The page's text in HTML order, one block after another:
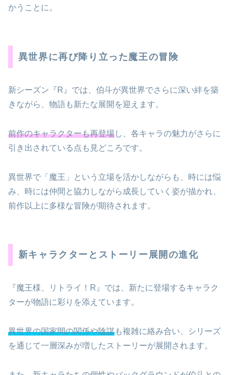
かうことに。
異世界に再び降り立った魔王の冒険
新シーズン『R』では、伯斗が異世界でさらに深い絆を築
きながら、物語も新たな展開を迎えます。
前作のキャラクターも再登場し、各キャラの魅力がさらに
引き出されている点も見どころです。
異世界で「魔王」という立場を活かしながらも、時には悩
み、時には仲間と協力しながら成長していく姿が描かれ、
前作以上に多様な冒険が期待されます。
新キャラクターとストーリー展開の進化
『魔王様、リトライ！R』では、新たに登場するキャラク
ターが物語に彩りを添えています。
異世界の国家間の関係や陰謀も複雑に絡み合い、シリーズ
を通じて一層深みが増したストーリーが展開されます。